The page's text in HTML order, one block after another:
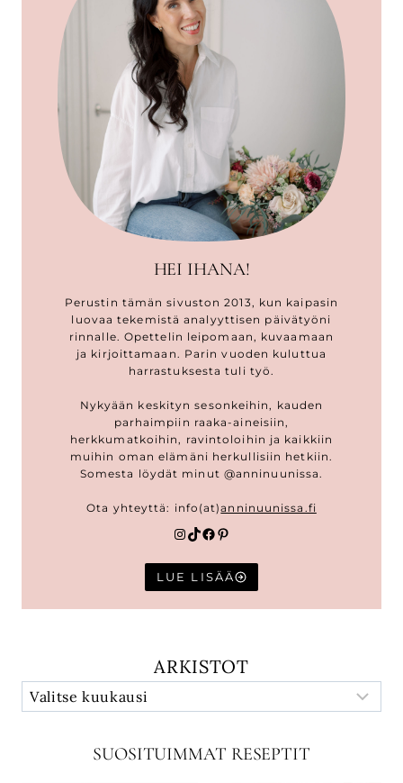
HEI IHANA!
Perustin tämän sivuston 2013, kun kaipasin
luovaa tekemistä analyyttisen päivätyöni
rinnalle. Opettelin leipomaan, kuvaamaan
ja kirjoittamaan. Parin vuoden kuluttua
harrastuksesta tuli työ.
Nykyään keskityn sesonkeihin, kauden
parhaimpiin raaka-aineisiin,
herkkumatkoihin, ravintoloihin ja kaikkiin
muihin oman elämäni herkullisiin hetkiin.
Somesta löydät minut @anninuunissa.
Ota yhteyttä: info(at)anninuunissa.fi
Instagram
TikTok
Facebook
Pinterest
LUE LISÄÄ
ARKISTOT
SUOSITUIMMAT RESEPTIT